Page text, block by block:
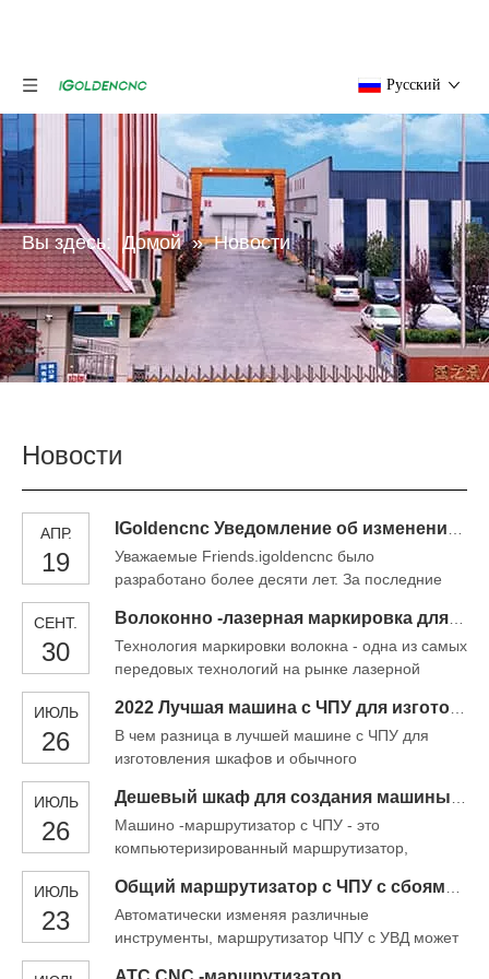
Pусский
Вы здесь: Домой » Новости
Новости
АПР.
19
Уважаемые Friends.igoldencnc было
разработано более десяти лет. За последние
и выросли из нескольких десятков людей сотням
людей, спасибо за вашу поддержку. С
консультирующимся развитием и расширением
СЕНТ.
30
Технология маркировки волокна - одна из самых
передовых технологий на рынке лазерной
принимают низкий уровень обслуживания
твердого лазерного источника. Благодаря
эффективной системе охлаждения, она
существующих решений для лазерной
маркировки.
ИЮЛЬ
26
В чем разница в лучшей машине с ЧПУ для
изготовления шкафов и обычного
нормальный маршрутизатор с ЧПУ не имеет
таблицы загрузки и разгрузки, загрузка и
разгрузка сэкономит работникам время2,
-маршрутизатор не нужен большой диапазон
резки, t
ИЮЛЬ
26
Машино -маршрутизатор с ЧПУ - это
компьютеризированный маршрутизатор,
фрезерным/поворотным маршрутизатором.
Машина для изготовления кухонного шкафа -
это высокий точный, быстрый и очень
ИЮЛЬ
23
Автоматически изменяя различные
инструменты, маршрутизатор ЧПУ с УВД может